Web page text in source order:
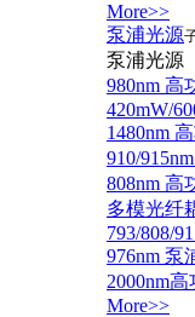
More>>
泵浦光源
泵浦光源
980nm 高
420mW/
1480nm
910/
808nm 高
多模光纤
793/808/
976nm 泵
2000nm
More>>